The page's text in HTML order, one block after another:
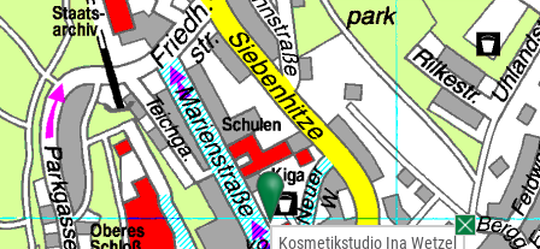
Kosmetikstudio Ina Wetzel